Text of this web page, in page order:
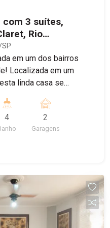
com 3 suítes,
Rio
em um dos bairros
linda casa se
conta com pisos de
o piso superior é
Detalhes em
externa,
confere um
4 2
Garagens